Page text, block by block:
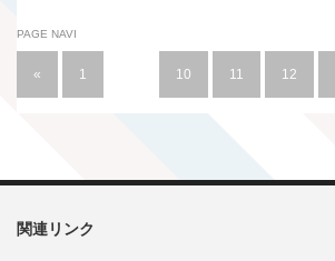
PAGE NAVI
« 1 10 11 12
関連リンク